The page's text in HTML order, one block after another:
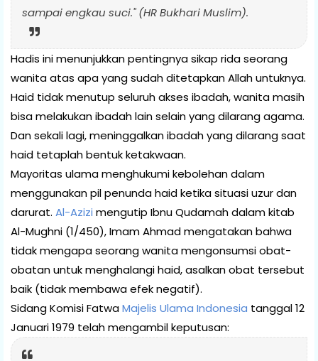
sampai engkau suci." (HR Bukhari Muslim).
Hadis ini menunjukkan pentingnya sikap rida seorang
wanita atas apa yang sudah ditetapkan Allah untuknya.
Haid tidak menutup seluruh akses ibadah, wanita masih
bisa melakukan ibadah lain selain yang dilarang agama.
Dan sekali lagi, meninggalkan ibadah yang dilarang saat
haid tetaplah bentuk ketakwaan.
Mayoritas ulama menghukumi kebolehan dalam
menggunakan pil penunda haid ketika situasi uzur dan
darurat. Al-Azizi mengutip Ibnu Qudamah dalam kitab
Al-Mughni (1/450), Imam Ahmad mengatakan bahwa
tidak mengapa seorang wanita mengonsumsi obat-
obatan untuk menghalangi haid, asalkan obat tersebut
baik (tidak membawa efek negatif).
Sidang Komisi FatwaMajelis Ulama Indonesia tanggal 12
Januari 1979 telah mengambil keputusan: